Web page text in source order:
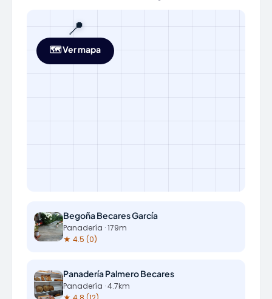
📍
🗺️ Ver mapa
Begoña Becares García
Panadería · 179m
★ 4.5 (0)
Panadería Palmero Becares
Panadería · 4.7km